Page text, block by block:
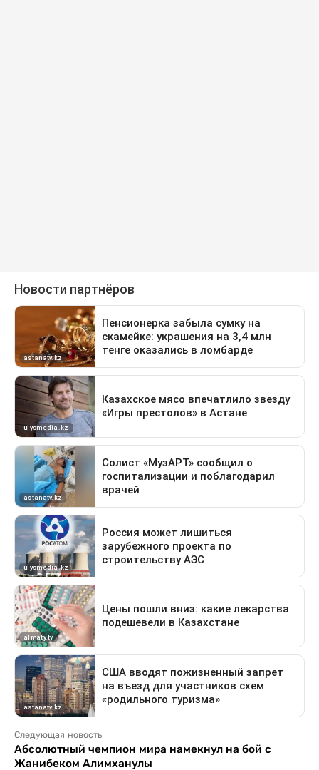
Следующая новость
Абсолютный чемпион мира намекнул на бой с
Жанибеком Алимханулы